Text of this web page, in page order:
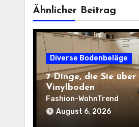
Ähnlicher Beitrag
Diverse Bodenbeläge
7 Dinge, die Sie über
Vinylboden
Fashion-WohnTrend
August 6, 2026